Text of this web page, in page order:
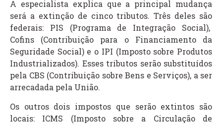
A especialista explica que a principal mudança
será a extinção de cinco tributos. Três deles são
federais: PIS (Programa de Integração Social),
Cofins (Contribuição para o Financiamento da
Seguridade Social) e o IPI (Imposto sobre Produtos
Industrializados). Esses tributos serão substituídos
pela CBS (Contribuição sobre Bens e Serviços), a ser
arrecadada pela União.
Os outros dois impostos que serão extintos são
locais: ICMS (Imposto sobre a Circulação de